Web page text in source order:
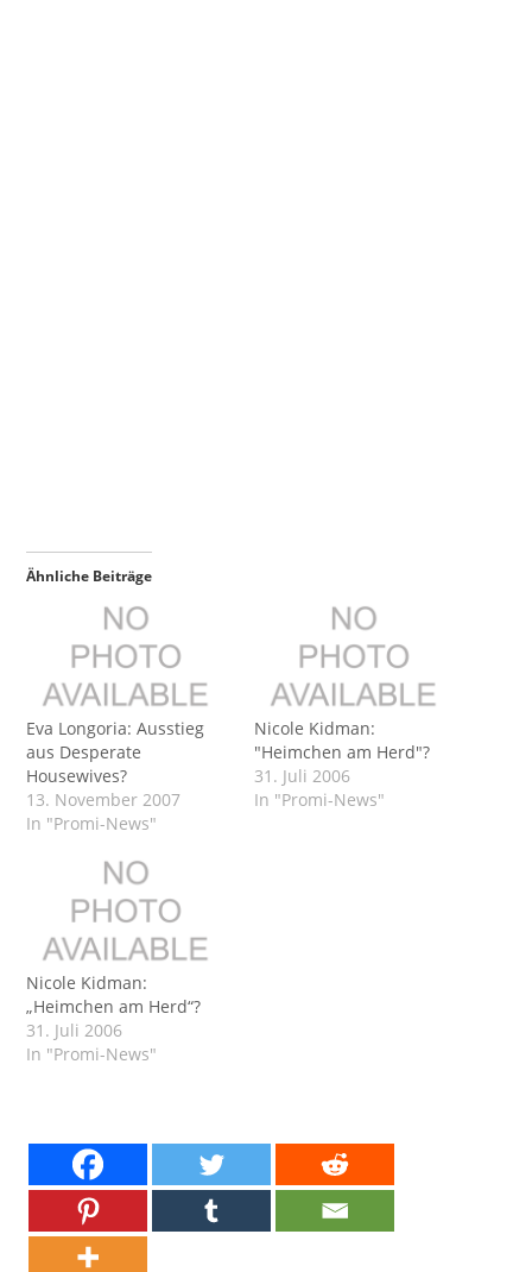
Ähnliche Beiträge
Eva Longoria: Ausstieg
aus Desperate
Housewives?
13. November 2007
In "Promi-News"
Nicole Kidman:
"Heimchen am Herd"?
31. Juli 2006
In "Promi-News"
Nicole Kidman:
„Heimchen am Herd“?
31. Juli 2006
In "Promi-News"